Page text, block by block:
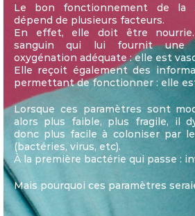
Le bon fonctionnement de la
dépend de plusieurs facteurs.
En effet, elle doit être nourrie.
sanguin qui lui fournit une
oxygénation adéquate : elle est
Elle reçoit également des
permettant de fonctionner : elle
Lorsque ces paramètres sont
alors plus faible, plus fragile, il
donc plus facile à coloniser par
(bactéries, virus, etc).
À la première bactérie qui passe :
Mais pourquoi ces paramètres